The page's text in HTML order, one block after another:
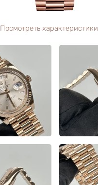
Посмотреть характеристики